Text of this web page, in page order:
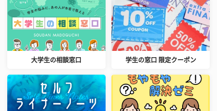
大学生の相談窓口 学生の窓口 限定クーポン